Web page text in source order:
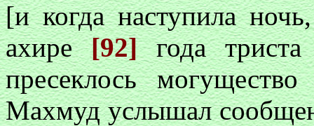
[и когда наступила
ахире[92]года
пресеклось
Махмуд услышал